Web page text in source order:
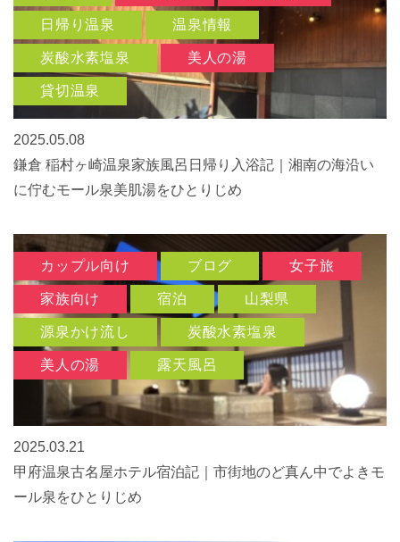
日帰り温泉 温泉情報
炭酸水素塩泉 美人の湯
貸切温泉
2025.05.08
鎌倉 稲村ヶ崎温泉家族風呂日帰り入浴記｜湘南の海沿い
に佇むモール泉美肌湯をひとりじめ
カップル向け ブログ 女子旅
家族向け 宿泊 山梨県
源泉かけ流し 炭酸水素塩泉
美人の湯 露天風呂
2025.03.21
甲府温泉古名屋ホテル宿泊記｜市街地のど真ん中でよきモ
ール泉をひとりじめ